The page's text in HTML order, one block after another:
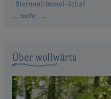
Sternenhimmel-Schal
… mehr …
Über wollwärts